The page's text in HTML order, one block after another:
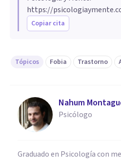
https://
Copiar cita
Tópicos Fobia Trastorno
Nahum
Psicólogo
Graduado en Psicología con